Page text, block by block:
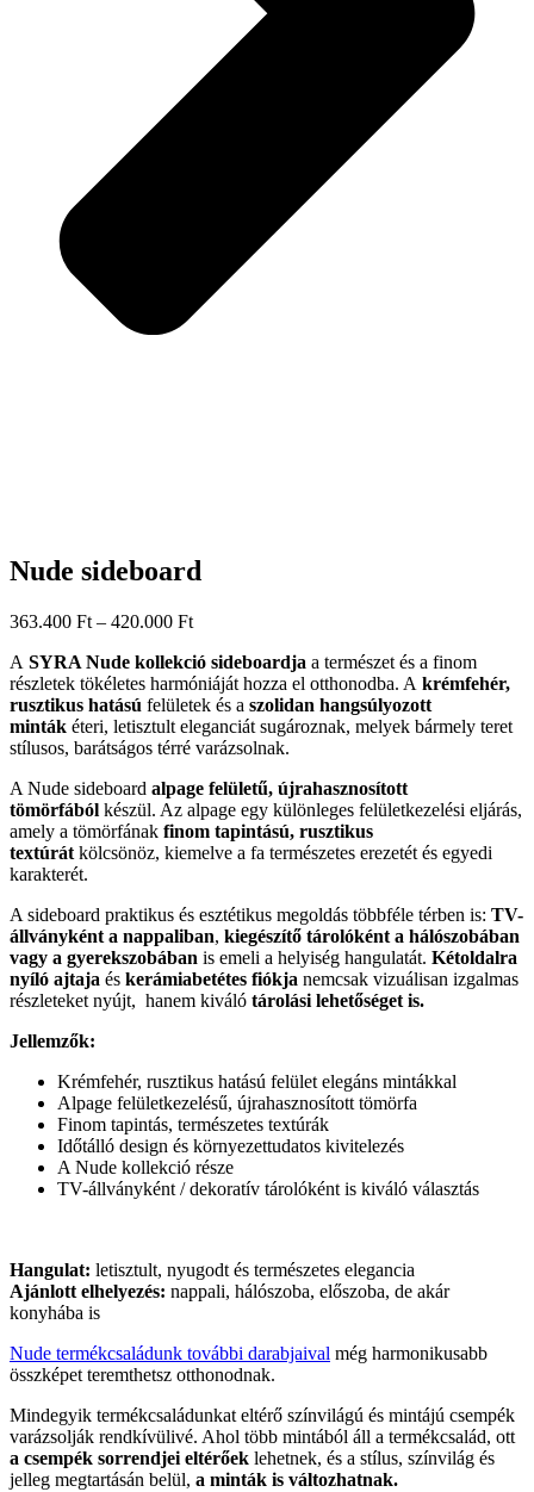
Nude sideboard
363.400 Ft – 420.000 FtÁrtartomány:
-
420.000 Ft
A SYRA Nude kollekció sideboardja a természet és a finom
részletek tökéletes harmóniáját hozza el otthonodba. A krémfehér,
rusztikus hatású felületek és a szolidan hangsúlyozott
minták éteri, letisztult eleganciát sugároznak, melyek bármely teret
stílusos, barátságos térré varázsolnak.
A Nude sideboard alpage felületű, újrahasznosított
tömörfából készül. Az alpage egy különleges felületkezelési eljárás,
amely a tömörfának finom tapintású, rusztikus
textúrát kölcsönöz, kiemelve a fa természetes erezetét és egyedi
karakterét.
A sideboard praktikus és esztétikus megoldás többféle térben is: TV-
állványként a nappaliban, kiegészítő tárolóként a hálószobában
vagy a gyerekszobában is emeli a helyiség hangulatát. Kétoldalra
nyíló ajtaja és kerámiabetétes fiókja nemcsak vizuálisan izgalmas
részleteket nyújt, hanem kiváló tárolási lehetőséget is.
Jellemzők:
Krémfehér, rusztikus hatású felület elegáns mintákkal
Alpage felületkezelésű, újrahasznosított tömörfa
Finom tapintás, természetes textúrák
Időtálló design és környezettudatos kivitelezés
A Nude kollekció része
TV-állványként / dekoratív tárolóként is kiváló választás
Hangulat: letisztult, nyugodt és természetes elegancia
Ajánlott elhelyezés: nappali, hálószoba, előszoba, de akár
konyhába is
Nude termékcsaládunk további darabjaival még harmonikusabb
összképet teremthetsz otthonodnak.
Mindegyik termékcsaládunkat eltérő színvilágú és mintájú csempék
varázsolják rendkívülivé. Ahol több mintából áll a termékcsalád, ott
a csempék sorrendjei eltérőek lehetnek, és a stílus, színvilág és
jelleg megtartásán belül, a minták is változhatnak.